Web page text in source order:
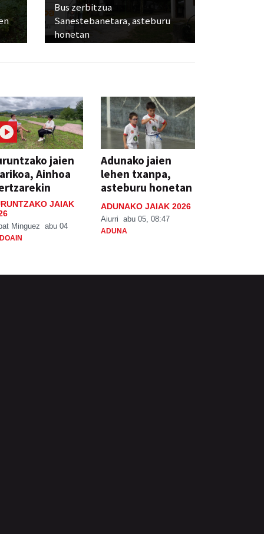
Bus zerbitzua
Sanestebanetara, asteburu
honetan
jaien
Ainhoa
JAIAK
Minguez abu 04
Adunako jaien
lehen txanpa,
asteburu honetan
ADUNAKO JAIAK 2026
Aiurri abu 05, 08:47
ADUNA